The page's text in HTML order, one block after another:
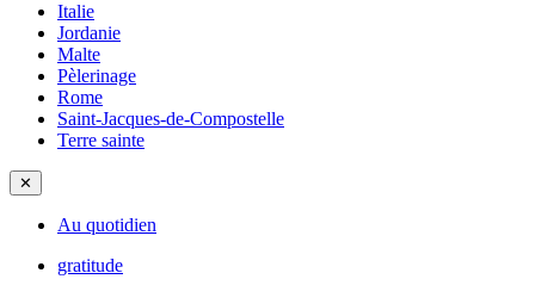
Italie
Jordanie
Malte
Pèlerinage
Rome
Saint-Jacques-de-Compostelle
Terre sainte
✕
Au quotidien
gratitude